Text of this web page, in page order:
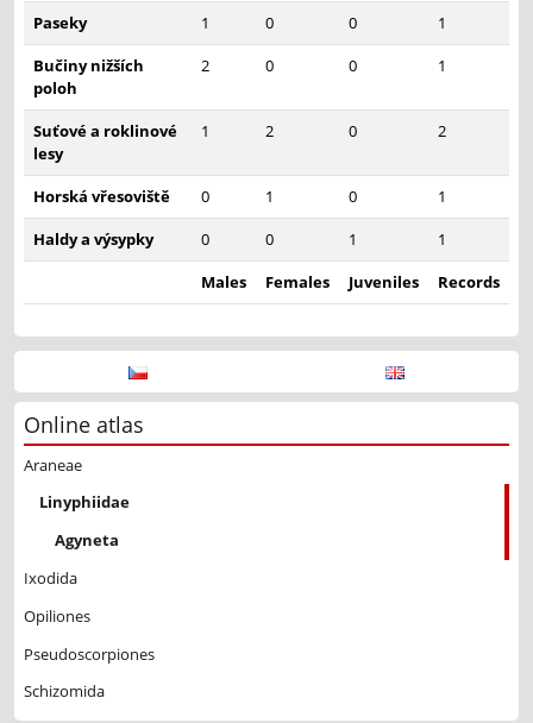
Paseky
1 0 0
1
Bučiny nižších
poloh
2 0 0 1
Suťové a roklinové
lesy
1 2 0 2
Horská vřesoviště 0 1 0
1
Haldy a výsypky
0 0 1
1
Males
Females Juveniles Records
Online atlas
Araneae
Linyphiidae
Agyneta
Ixodida
Opiliones
Pseudoscorpiones
Schizomida